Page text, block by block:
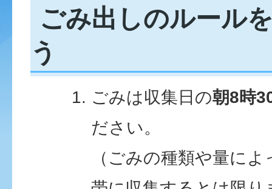
ごみ出しのルール
う
ごみは収集日の朝8時
ださい。
（ごみの種類や量に